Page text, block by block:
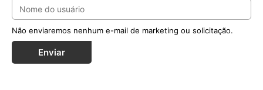
Não enviaremos nenhum e-mail de marketing ou solicitação.
Enviar